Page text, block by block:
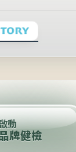
點
動
牌健檢